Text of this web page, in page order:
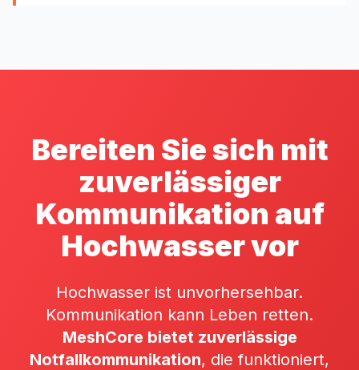
Bereiten Sie sich mit
zuverlässiger
Kommunikation auf
Hochwasser vor
Hochwasser ist unvorhersehbar.
Kommunikation kann Leben retten.
MeshCore bietet zuverlässige
Notfallkommunikation, die funktioniert,